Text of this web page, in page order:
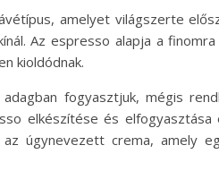
amelyet világszerte
Az espresso alapja a
kioldódnak.
fogyasztjuk, mégis
elkészítése és
úgynevezett crema, amely